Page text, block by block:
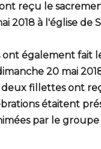
reçu le
2018 à l'église de
ont également fait
20 mai
fillettes ont
étaitent
par le